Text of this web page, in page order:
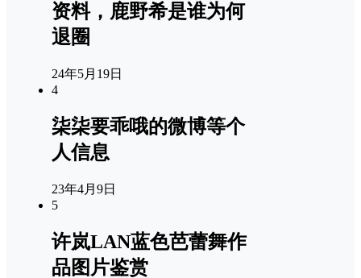
资料，鹿野希是谁为何
退圈
24年5月19日
4
柒柒要乖哦的微博等个
人信息
23年4月9日
5
许岚LAN蓝色芭蕾舞作
品图片鉴赏